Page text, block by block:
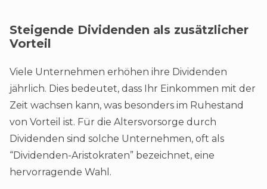
Steigende Dividenden als zusätzlicher
Vorteil
Viele Unternehmen erhöhen ihre Dividenden
jährlich. Dies bedeutet, dass Ihr Einkommen mit der
Zeit wachsen kann, was besonders im Ruhestand
von Vorteil ist. Für die Altersvorsorge durch
Dividenden sind solche Unternehmen, oft als
“Dividenden-Aristokraten” bezeichnet, eine
hervorragende Wahl.